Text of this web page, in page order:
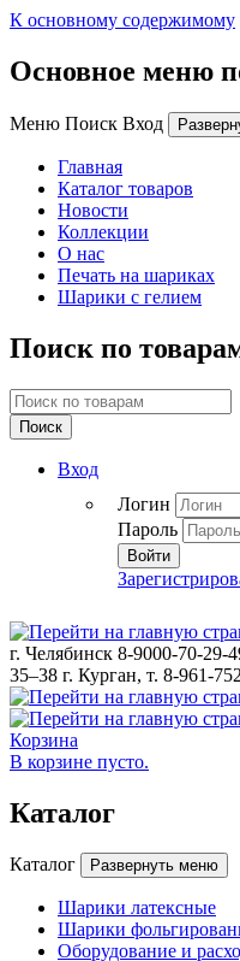
К основному содержимому
Основное меню
Меню Поиск Вход
Главная
Каталог товаров
Новости
Коллекции
О нас
Печать на шариках
Шарики с гелием
Поиск по
Поиск
Вход
Логин
Пароль
Войти
г. Челябинск 8-9000-70-29-
35–38 г. Курган, т. 8-961-
Корзина
В корзине пусто.
Каталог
Каталог Развернуть меню
Шарики латексные
Шарики
Оборудование и